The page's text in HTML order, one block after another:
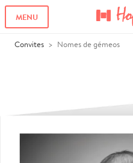
MENU
Convites Nomes de gémeos